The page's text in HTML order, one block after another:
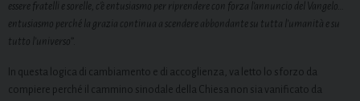
essere fratelli e sorelle, c’è entusiasmo per riprendere con forza l’annuncio del Vangelo…
entusiasmo perché la grazia continua a scendere abbondante su tutta l’umanità e su
tutto l’universo”.
In questa logica di cambiamento e di accoglienza, va letto lo sforzo da
compiere perché il cammino sinodale della Chiesa non sia vanificato da